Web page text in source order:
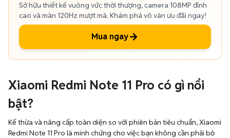
Sở hữu thiết kế vuông vức thời thượng, camera 108MP đỉnh
cao và màn 120Hz mượt mà. Khám phá vô vàn ưu đãi ngay!
Mua ngay
Xiaomi Redmi Note 11 Pro có gì nổi
bật?
Kế thừa và nâng cấp toàn diện so với phiên bản tiêu chuẩn, Xiaomi
Redmi Note 11 Pro là minh chứng cho việc bạn không cần phải bỏ